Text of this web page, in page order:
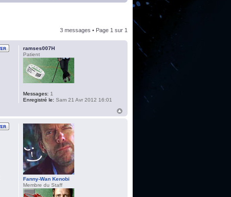
3 messages • Page 1 sur 1
ramses007H
Patient
Messages: 1
Enregistré le: Sam 21 Avr 2012 16:01
Fanny-Wan Kenobi
Membre du Staff